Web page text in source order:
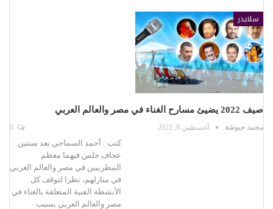
سلايدر
صيف 2022 يضيئ مسارح الغناء في مصر والعالم العربي
محمد حبوشة أغسطس 8, 2022
كتب : أحمد السماحي بعد سنتين
عجاف جلس فيهما معظم
المطربيين في مصر والعالم العربي
في منازلهم، نظرا لتوقف كل
الأنشطة الفنية المتعلقة بالغناء في
مصر والعالم العربي بسبب